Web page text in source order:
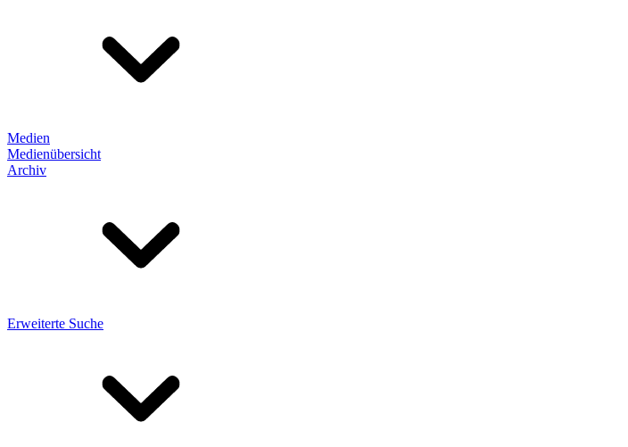
Medien
Medienübersicht
Archiv
Erweiterte Suche